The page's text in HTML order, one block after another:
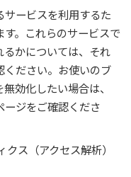
ービスを利用するた
。これらのサービスで
かについては、それ
ください。お使いのブ
効化したい場合は、
ージをご確認くださ
ス（アクセス解析）